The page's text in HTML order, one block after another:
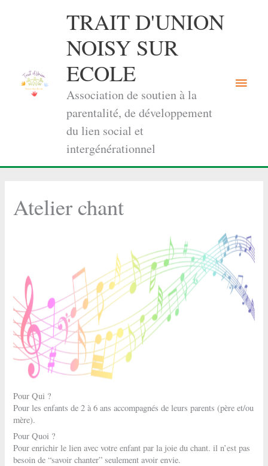
TRAIT D'UNION
NOISY SUR
ECOLE
Association de soutien à la
parentalité, de développement
du lien social et
intergénérationnel
Menu
Atelier chant
Pour Qui ?
Pour les enfants de 2 à 6 ans accompagnés de leurs parents (père et/ou
mère).
Pour Quoi ?
Pour enrichir le lien avec votre enfant par la joie du chant. il n’est pas
besoin de “savoir chanter” seulement avoir envie.